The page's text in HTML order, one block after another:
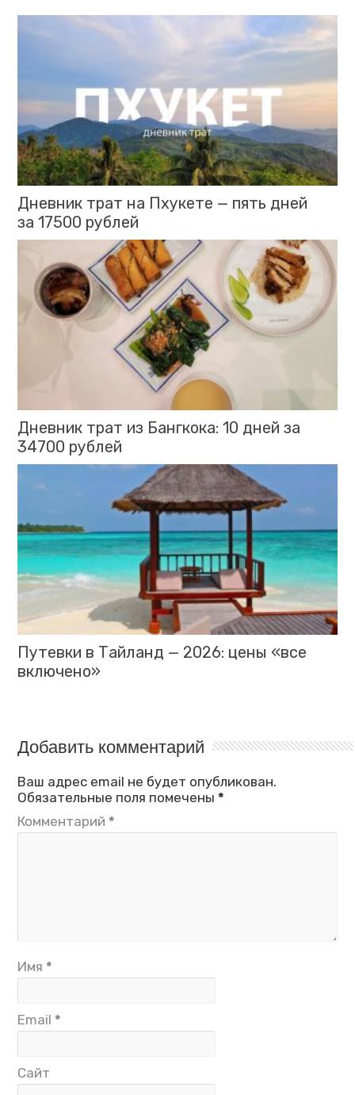
Дневник трат на Пхукете — пять дней
за 17500 рублей
Дневник трат из Бангкока: 10 дней за
34700 рублей
Путевки в Тайланд — 2026: цены «все
включено»
Добавить комментарий
Ваш адрес email не будет опубликован.
Обязательные поля помечены*
Комментарий *
Имя *
Email *
Сайт